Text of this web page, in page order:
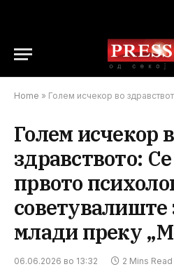
Home » Голем исчекор во здравството: Се отвора првото
Голем исчекор
здравството:
првото
советувалиште
млади преку
06.06.2026 во 13:32 2 Mins Read